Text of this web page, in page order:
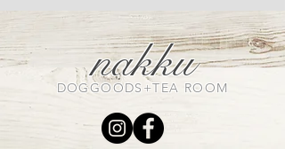
オススメです
nakku
DOGGOODS+TEA ROOM